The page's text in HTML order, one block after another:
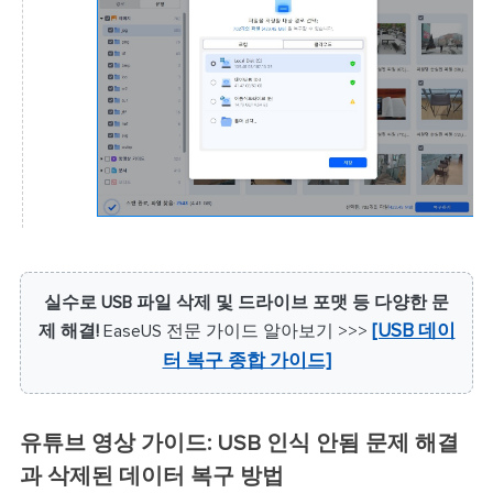
실수로 USB 파일 삭제 및 드라이브 포맷 등 다양한 문
제 해결! EaseUS 전문 가이드 알아보기 >>> [USB 데이
터 복구 종합 가이드]
유튜브 영상 가이드: USB 인식 안됨 문제 해결
과 삭제된 데이터 복구 방법